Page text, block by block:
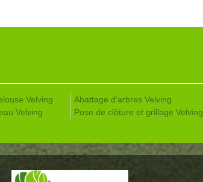
Velving
Velving
Abattage d'arbres Velving
Pose de clôture et grillage Velving